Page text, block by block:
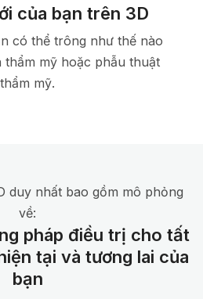
của bạn trên 3D
có thể trông như thế nào
mỹ hoặc phẫu thuật
thẩm mỹ.
duy nhất bao gồm mô phỏng
về:
pháp điều trị cho tất
tại và tương lai của
bạn